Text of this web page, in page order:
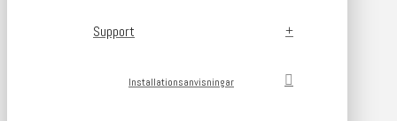
Support
Installationsanvisningar